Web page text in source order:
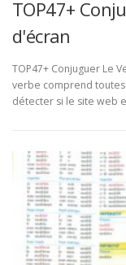
TOP47+
d'écran
TOP47+ Conjuguer Le
verbe comprend
détecter si le site web